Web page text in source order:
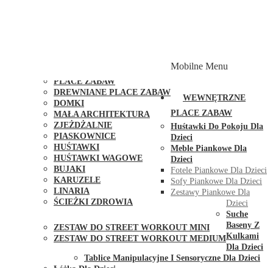
PLACE ZABAW
DREWNIANE PLACE ZABAW
DOMKI
MAŁA ARCHITEKTURA
ZJEŻDŻALNIE
PIASKOWNICE
HUŚTAWKI
HUŚTAWKI WAGOWE
BUJAKI
KARUZELE
LINARIA
ŚCIEŻKI ZDROWIA
ZESTAW DO STREET WORKOUT MINI
ZESTAW DO STREET WORKOUT MEDIUM
Mobilne Menu
WEWNĘTRZNE
PLACE ZABAW
Huśtawki Do Pokoju Dla
Dzieci
Meble Piankowe Dla
Dzieci
Fotele Piankowe Dla Dzieci
Sofy Piankowe Dla Dzieci
Zestawy Piankowe Dla
Dzieci
Suche
Baseny Z
Kulkami
Dla Dzieci
Tablice Manipulacyjne I Sensoryczne Dla Dzieci